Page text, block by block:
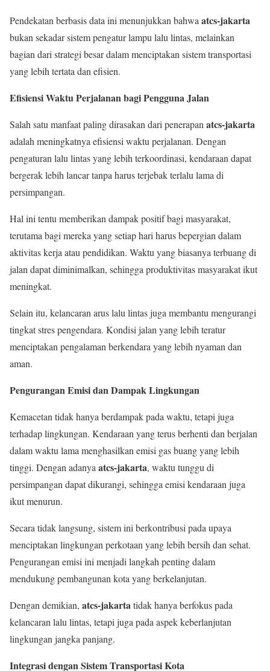
Pendekatan berbasis data ini menunjukkan bahwa atcs-jakarta
bukan sekadar sistem pengatur lampu lalu lintas, melainkan
bagian dari strategi besar dalam menciptakan sistem transportasi
yang lebih tertata dan efisien.
Efisiensi Waktu Perjalanan bagi Pengguna Jalan
Salah satu manfaat paling dirasakan dari penerapan atcs-jakarta
adalah meningkatnya efisiensi waktu perjalanan. Dengan
pengaturan lalu lintas yang lebih terkoordinasi, kendaraan dapat
bergerak lebih lancar tanpa harus terjebak terlalu lama di
persimpangan.
Hal ini tentu memberikan dampak positif bagi masyarakat,
terutama bagi mereka yang setiap hari harus bepergian dalam
aktivitas kerja atau pendidikan. Waktu yang biasanya terbuang di
jalan dapat diminimalkan, sehingga produktivitas masyarakat ikut
meningkat.
Selain itu, kelancaran arus lalu lintas juga membantu mengurangi
tingkat stres pengendara. Kondisi jalan yang lebih teratur
menciptakan pengalaman berkendara yang lebih nyaman dan
aman.
Pengurangan Emisi dan Dampak Lingkungan
Kemacetan tidak hanya berdampak pada waktu, tetapi juga
terhadap lingkungan. Kendaraan yang terus berhenti dan berjalan
dalam waktu lama menghasilkan emisi gas buang yang lebih
tinggi. Dengan adanya atcs-jakarta, waktu tunggu di
persimpangan dapat dikurangi, sehingga emisi kendaraan juga
ikut menurun.
Secara tidak langsung, sistem ini berkontribusi pada upaya
menciptakan lingkungan perkotaan yang lebih bersih dan sehat.
Pengurangan emisi ini menjadi langkah penting dalam
mendukung pembangunan kota yang berkelanjutan.
Dengan demikian, atcs-jakarta tidak hanya berfokus pada
kelancaran lalu lintas, tetapi juga pada aspek keberlanjutan
lingkungan jangka panjang.
Integrasi dengan Sistem Transportasi Kota